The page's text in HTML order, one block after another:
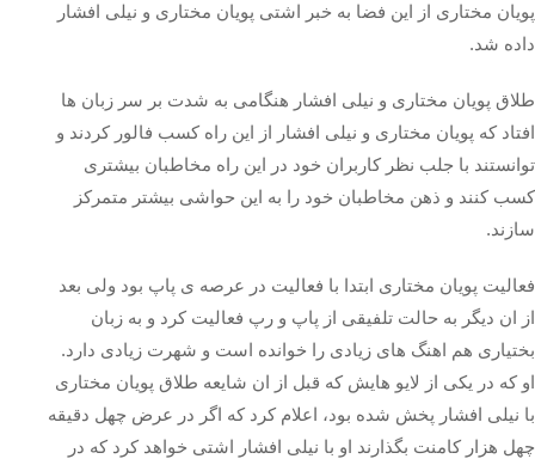
پویان مختاری از این فضا به خبر اشتی پویان مختاری و نیلی افشار
داده شد.
طلاق پویان مختاری و نیلی افشار هنگامی به شدت بر سر زبان ها
افتاد که پویان مختاری و نیلی افشار از این راه کسب فالور کردند و
توانستند با جلب نظر کاربران خود در این راه مخاطبان بیشتری
کسب کنند و ذهن مخاطبان خود را به این حواشی بیشتر متمرکز
سازند.
فعالیت پویان مختاری ابتدا با فعالیت در عرصه ی پاپ بود ولی بعد
از ان دیگر به حالت تلفیقی از پاپ و رپ فعالیت کرد و به زبان
بختیاری هم اهنگ های زیادی را خوانده است و شهرت زیادی دارد.
او که در یکی از لایو هایش که قبل از ان شایعه طلاق پویان مختاری
با نیلی افشار پخش شده بود، اعلام کرد که اگر در عرض چهل دقیقه
چهل هزار کامنت بگذارند او با نیلی افشار اشتی خواهد کرد که در